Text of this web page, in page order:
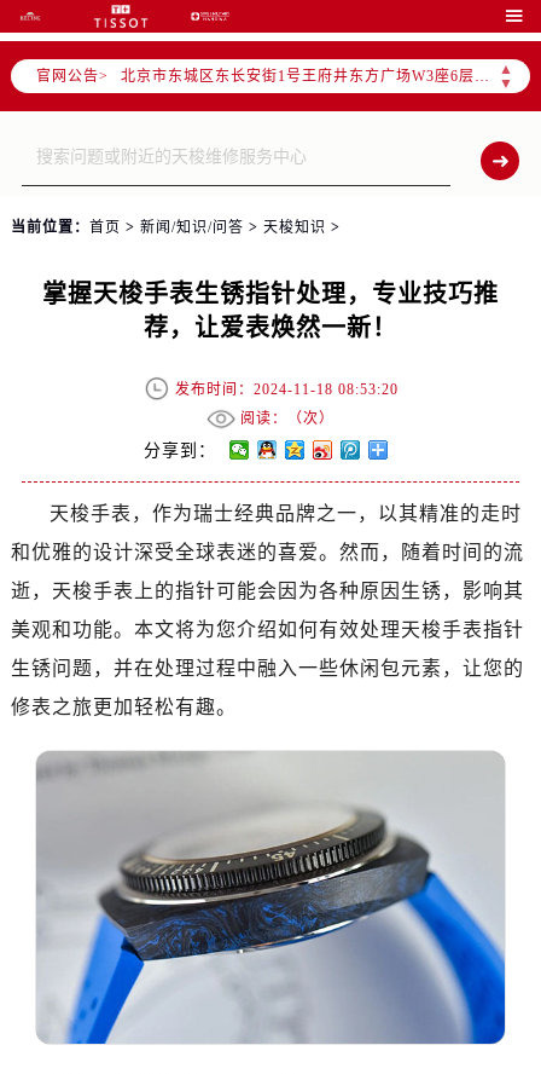

官网公告>
▲
▼
北京市朝阳区建国门外大街甲6号华熙国际中心D座11层1102室售后服务中心（需提前预约）
北京市东城区东长安街1号王府井东方广场W3座6层602室售后服务中心（需提前预约）
节假日正常营业！
当前位置： 首页 > 新闻/知识/问答 > 天梭知识 >
掌握天梭手表生锈指针处理，专业技巧推
荐，让爱表焕然一新！
发布时间：2024-11-18 08:53:20
阅读：（次）
分享到：
天梭手表，作为瑞士经典品牌之一，以其精准的走时
和优雅的设计深受全球表迷的喜爱。然而，随着时间的流
逝，天梭手表上的指针可能会因为各种原因生锈，影响其
美观和功能。本文将为您介绍如何有效处理天梭手表指针
生锈问题，并在处理过程中融入一些休闲包元素，让您的
修表之旅更加轻松有趣。